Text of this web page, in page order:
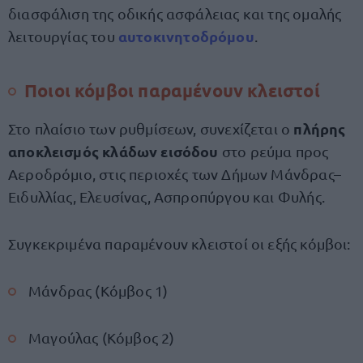
διασφάλιση της οδικής ασφάλειας και της ομαλής
λειτουργίας του αυτοκινητοδρόμου
Ποιοι κόμβοι παραμένουν κλειστοί
Στο πλαίσιο των ρυθμίσεων, συνεχίζεται ο πλήρης
αποκλεισμός κλάδων εισόδου στο ρεύμα προς
Αεροδρόμιο, στις περιοχές των Δήμων Μάνδρας–
Ειδυλλίας, Ελευσίνας, Ασπροπύργου και Φυλής.
Συγκεκριμένα παραμένουν κλειστοί οι εξής κόμβοι:
Μάνδρας (Κόμβος 1)
Μαγούλας (Κόμβος 2)